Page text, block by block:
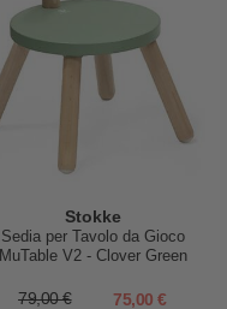
Stokke
Sedia per Tavolo da Gioco
MuTable V2 - Clover Green
79,00 € 75,00 €